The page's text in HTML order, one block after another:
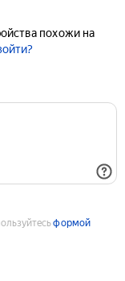
похожи на
формой